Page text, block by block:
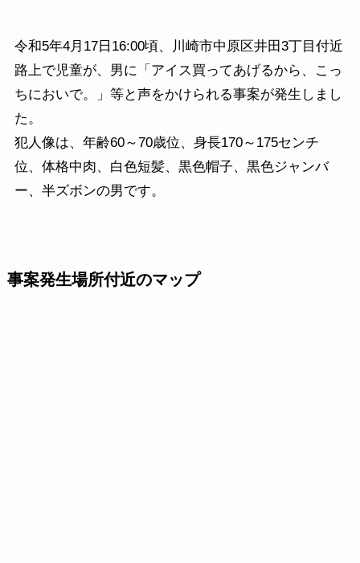
令和5年4月17日16:00頃、川崎市中原区井田3丁目付近
路上で児童が、男に「アイス買ってあげるから、こっ
ちにおいで。」等と声をかけられる事案が発生しまし
た。
犯人像は、年齢60～70歳位、身長170～175センチ
位、体格中肉、白色短髪、黒色帽子、黒色ジャンバ
ー、半ズボンの男です。
事案発生場所付近のマップ